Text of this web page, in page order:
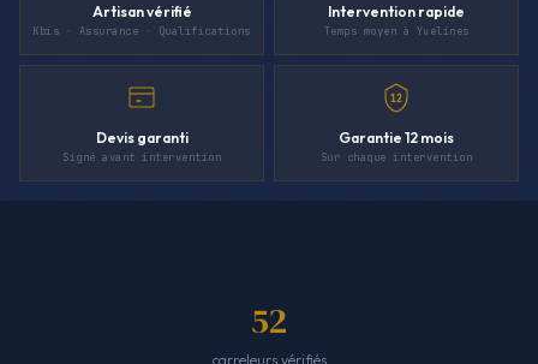
Artisan vérifié
Kbis · Assurance · Qualifications
Intervention rapide
Temps moyen à Yvelines
Devis garanti
Signé avant intervention
12
Garantie 12 mois
Sur chaque intervention
52
carreleurs vérifiés